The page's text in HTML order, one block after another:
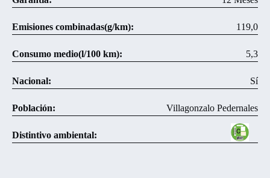
Emisiones combinadas(g/km): 119,0
Consumo medio(l/100 km): 5,3
Nacional: Sí
Población: Villagonzalo Pedernales
Distintivo ambiental: